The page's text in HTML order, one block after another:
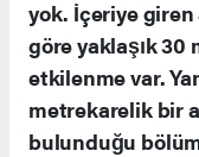
yok. İçeriye giren
göre yaklaşık
etkilenme var.
metrekarelik bir
bulunduğu